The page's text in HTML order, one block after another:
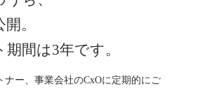
。
間は3年です。
ナー、事業会社のCxOに定期的にご